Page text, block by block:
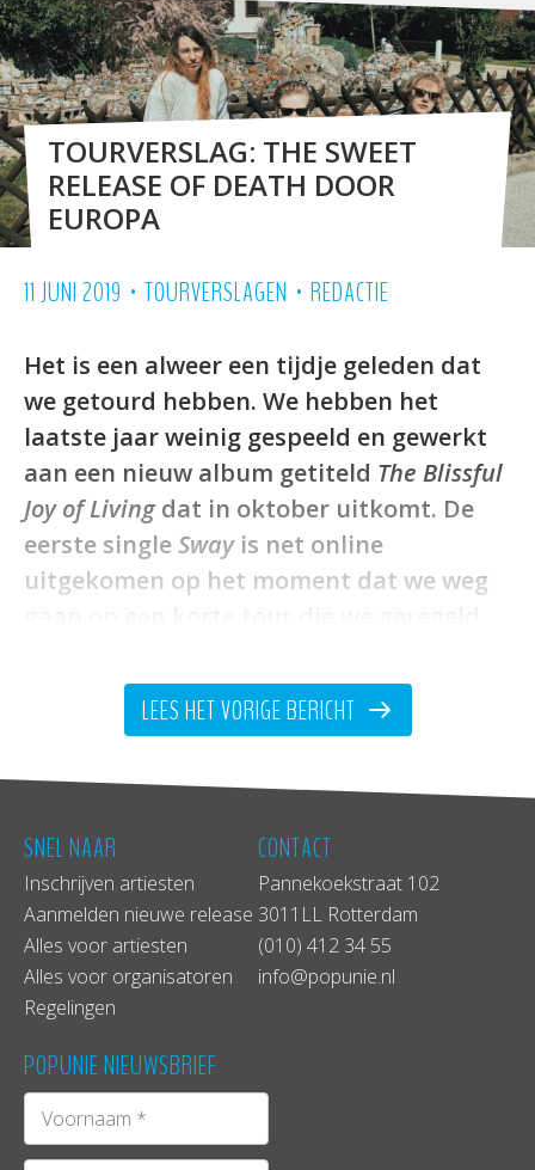
TOURVERSLAG: THE SWEET
RELEASE OF DEATH DOOR
EUROPA
11 JUNI 2019 • TOURVERSLAGEN • REDACTIE
Het is een alweer een tijdje geleden dat
we getourd hebben. We hebben het
laatste jaar weinig gespeeld en gewerkt
aan een nieuw album getiteld The Blissful
Joy of Livingdat in oktober uitkomt. De
eerste singleSwayis net online
uitgekomen op het moment dat we weg
Bratislava, een showcase festival waar
we voor geboekt zijn.
LEES HET VORIGE BERICHT
SNEL NAAR
Inschrijven artiesten
Aanmelden nieuwe release
Alles voor artiesten
Alles voor organisatoren
Regelingen
CONTACT
Pannekoekstraat 102
3011LL Rotterdam
(010) 412 34 55
info@popunie.nl
POPUNIE NIEUWSBRIEF